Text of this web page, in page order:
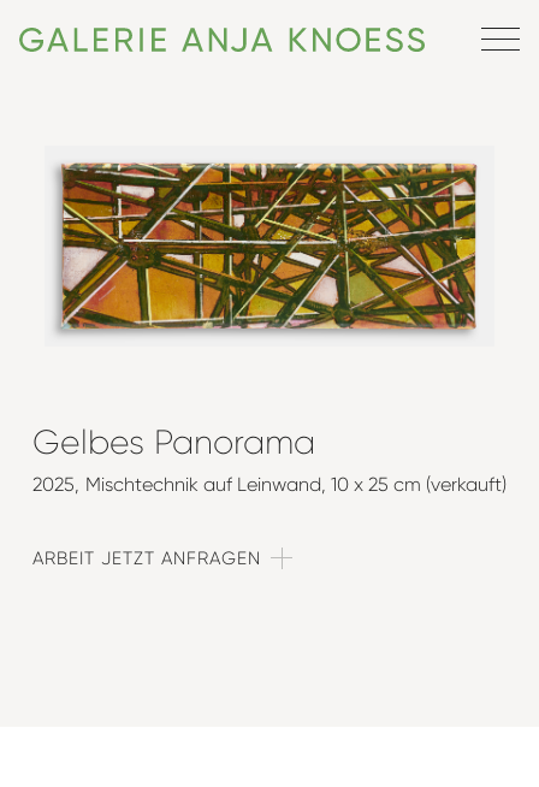
Gelbes Panorama
2025 Mischtechnik auf Leinwand 10 x 25 cm (verkauft)
ARBEIT JETZT ANFRAGEN